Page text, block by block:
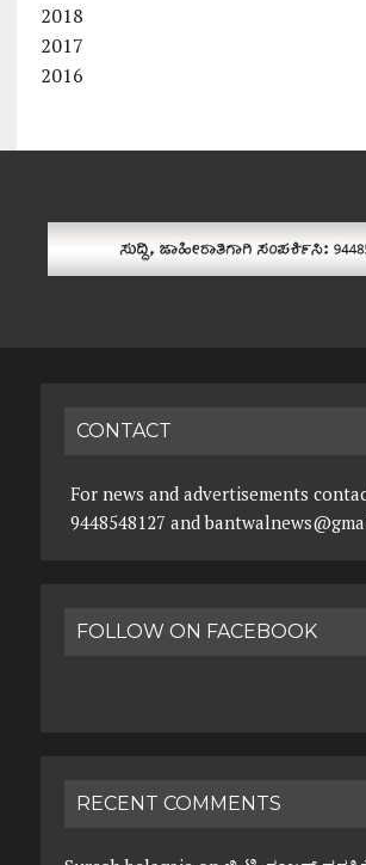
2018
2017
2016
CONTACT
For news and advertisements
9448548127 and
FOLLOW ON FACEBOOK
RECENT COMMENTS